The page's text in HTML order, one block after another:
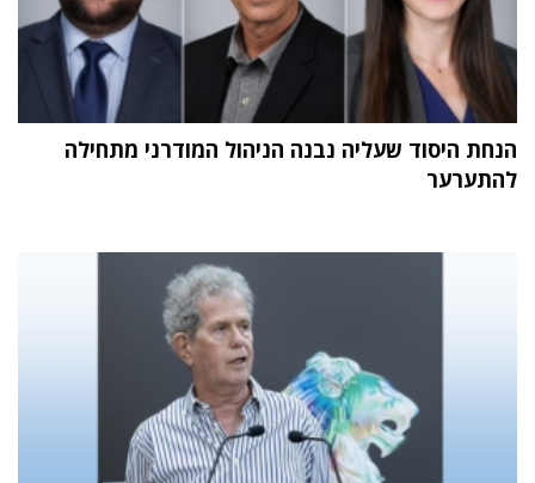
הנחת היסוד שעליה נבנה הניהול המודרני מתחילה
להתערער